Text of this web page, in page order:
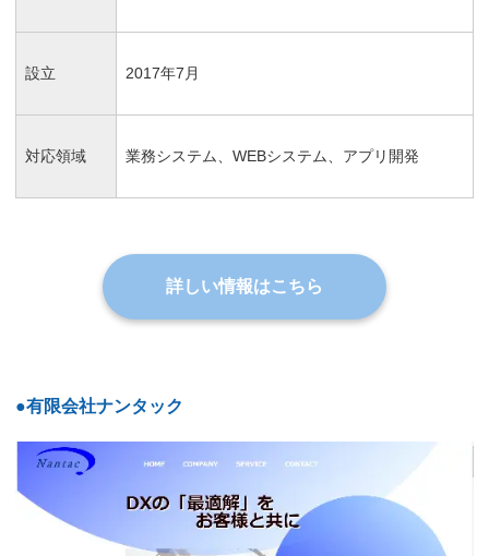
設立 2017年7月
対応領域 業務システム、WEBシステム、アプリ開発
詳しい情報はこちら
●有限会社ナンタック